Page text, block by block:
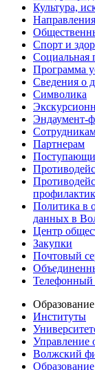
Культура,
Спорт и
Социальная
Программа
Сведения о
Символика
Эндаумент-
Партнерам
Политика в
данных в
Центр
Закупки
Почтовый
Телефонный
Образование
Институты
Управление
Волжский